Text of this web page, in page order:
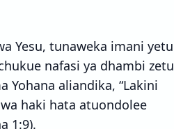
Yesu, tunaweka imani yetu
nafasi ya dhambi zetu
Yohana aliandika, “Lakini
haki hata atuondolee
1:9).